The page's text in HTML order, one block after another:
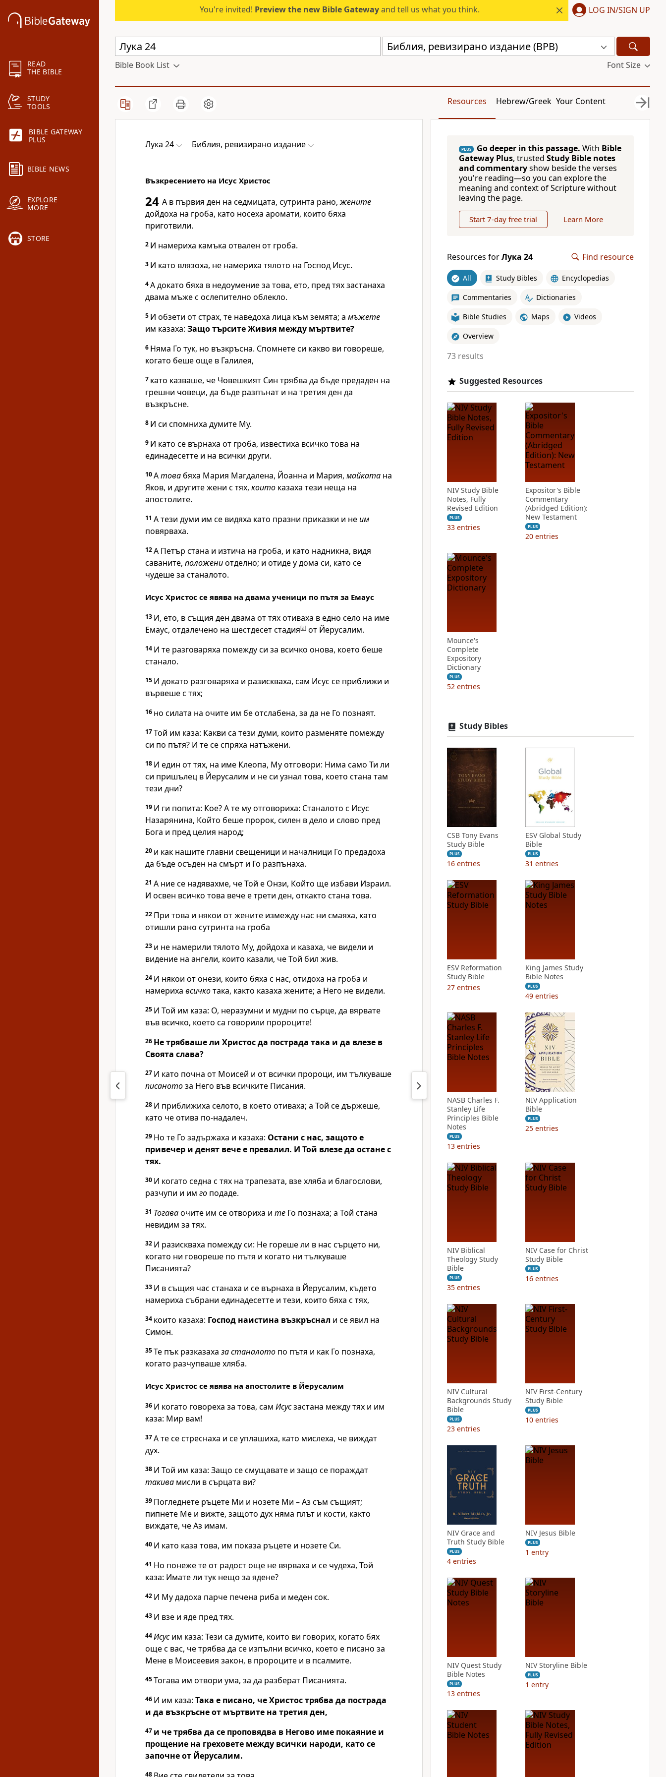
READ
THE BIBLE
STUDY
TOOLS
BIBLE GATEWAY
PLUS
BIBLE NEWS
EXPLORE
MORE
STORE
You're invited! Preview the new Bible Gatewayand tell us what you think. LOG IN/SIGN UP
Библия, ревизирано издание (BPB)
Bible Book List Font Size
Resources Hebrew/Greek Your Content
Лука 24 Библия, ревизирано издание
Възкресението на Исус Христос
24 А в първия ден на седмицата, сутринта рано,жените
дойдоха на гроба, като носеха аромати, които бяха
приготвили.
2 И намериха камъка отвален от гроба.
3 И като влязоха, не намериха тялото на Господ Исус.
4А докато бяха в недоумение за това, ето, пред тях застанаха
двама мъже с ослепително облекло.
5 И обзети от страх, те наведоха лица към земята; а мъжете
им казаха: Защо търсите Живия между мъртвите?
6 Няма Го тук, но възкръсна. Спомнете си какво ви говореше,
когато беше още в Галилея,
7 като казваше, че Човешкият Син трябва да бъде предаден на
грешни човеци, да бъде разпънат и на третия ден да
възкръсне.
8 И си спомниха думите Му.
9 И като се върнаха от гроба, известиха всичко това на
единадесетте и на всички други.
10Атова бяха Мария Магдалена, Йоанна и Мария, майката на
Яков, и другите жени с тях, които казаха тези неща на
апостолите.
11 А тези думи им се видяха като празни приказки и неим
повярваха.
12А Петър стана и изтича на гроба, и като надникна, видя
саваните, положениотделно; и отиде у дома си, като се
чудеше за станалото.
Исус Христос се явява на двама ученици по пътя за Емаус
13 И, ето, в същия ден двама от тях отиваха в едно село на име
Емаус, отдалечено на шестдесет стадия[a] от Йерусалим.
14 И те разговаряха помежду си за всичко онова, което беше
станало.
15 И докато разговаряха и разискваха, сам Исус се приближи и
вървеше с тях;
16 но силата на очите им бе отслабена, за да не Го познаят.
17Той им каза: Какви са тези думи, които разменяте помежду
си по пътя? И те се спряха натъжени.
18 И един от тях, на име Клеопа, Му отговори: Нима само Ти ли
си пришълец в Йерусалим и не си узнал това, което стана там
тези дни?
19 И ги попита: Кое?А те му отговориха: Станалото с Исус
Назарянина, Който беше пророк, силен в дело и слово пред
Бога и пред целия народ;
20 и как нашите главни свещеници и началници Го предадоха
да бъде осъден на смърт и Го разпънаха.
21 А ние се надявахме, че Той е Онзи, Който ще избави Израил.
И освен всичко това вече е трети ден, откакто стана това.
22 При това и някои от жените измежду нас ни смаяха, като
отишли рано сутринта на гроба
23 и не намерили тялото Му, дойдоха и казаха, че видели и
видение на ангели, които казали, че Той бил жив.
24 И някои от онези, които бяха с нас, отидоха на гроба и
намериха всичкотака, както казаха жените; а Него не видели.
25 И Той им каза: О, неразумни и мудни по сърце, да вярвате
във всичко, което са говорили пророците!
26 Не трябваше ли Христос да пострада така и да влезе в
Своята слава?
27 И като почна от Моисей и от всички пророци, им тълкуваше
писанотоза Него във всичките Писания.
28 И приближиха селото, в което отиваха; а Той се държеше,
като че отива по-надалеч.
29 Но те Го задържаха и казаха: Остани с нас, защото е
привечер и денят вече е превалил. И Той влезе да остане с
тях.
30 И когато седна с тях на трапезата, взе хляба и благослови,
разчупи и им го подаде.
31 Тогаваочите им се отвориха и те Го познаха; а Той стана
невидим за тях.
32 И разискваха помежду си: Не гореше ли в нас сърцето ни,
когато ни говореше по пътя и когато ни тълкуваше
Писанията?
33 И в същия час станаха и се върнаха в Йерусалим, където
намериха събрани единадесетте и тези, които бяха с тях,
34 които казаха: Господ наистина възкръснал и се явил на
Симон.
35Те пък разказаха за станалото по пътя и как Го познаха,
когато разчупваше хляба.
Исус Христос се явява на апостолите в Йерусалим
36 И когато говореха за това, сам Исусзастана между тях и им
каза: Мир вам!
37А те се стреснаха и се уплашиха, като мислеха, че виждат
дух.
38 И Той им каза: Защо се смущавате и защо се пораждат
такива мисли в сърцата ви?
39 Погледнете ръцете Ми и нозете Ми – Аз съм същият;
пипнете Ме и вижте, защото дух няма плът и кости, както
виждате, че Аз имам.
40 И като каза това, им показа ръцете и нозете Си.
41 Но понеже те от радост още не вярваха и се чудеха, Той
каза: Имате ли тук нещо за ядене?
42 И Му дадоха парче печена риба и меден сок.
43 И взе и яде пред тях.
44Исусим каза: Тези са думите, които ви говорих, когато бях
още с вас, че трябва да се изпълни всичко, което е писано за
Мене в Моисеевия закон, в пророците и в псалмите.
45Тогава им отвори ума, за да разберат Писанията.
46 И им каза: Така е писано, че Христос трябва да пострада
и да възкръсне от мъртвите на третия ден,
47 и че трябва да се проповядва в Негово име покаяние и
прощение на греховете между всички народи, като се
започне от Йерусалим.
48
PLUS Go deeper in this passage. With Bible
Gateway Plus, trusted Study Bible notes
and commentaryshow beside the verses
you're reading—so you can explore the
meaning and context of Scripture without
leaving the page.
Start 7-day free trial Learn More
Resources forЛука 24 Find resource
All Study Bibles Encyclopedias
Commentaries Dictionaries
Bible Studies Maps Videos
Overview
73 results
Suggested Resources
NIV Study Bible
Notes, Fully
Revised Edition
PLUS
33 entries
Expositor's Bible
Commentary
(Abridged Edition):
New Testament
PLUS
20 entries
Mounce's
Complete
Expository
Dictionary
PLUS
52 entries
Study Bibles
CSB Tony Evans
Study Bible
PLUS
16 entries
ESV Global Study
Bible
PLUS
31 entries
ESV Reformation
Study Bible
27 entries
King James Study
Bible Notes
PLUS
49 entries
NASB Charles F.
Stanley Life
Principles Bible
Notes
PLUS
13 entries
NIV Application
Bible
PLUS
25 entries
NIV Biblical
Theology Study
Bible
PLUS
35 entries
NIV Case for Christ
Study Bible
PLUS
16 entries
NIV Cultural
Backgrounds Study
Bible
PLUS
23 entries
NIV First-Century
Study Bible
PLUS
10 entries
NIV Grace and
Truth Study Bible
PLUS
4 entries
NIV Jesus Bible
PLUS
1 entry
NIV Quest Study
Bible Notes
PLUS
13 entries
NIV Storyline Bible
PLUS
1 entry